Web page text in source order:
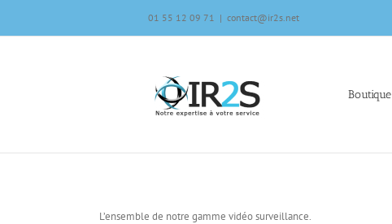
content
01 55 12 09 71 | contact@ir2s.net
Boutique
L’ensemble de notre gamme vidéo surveillance.